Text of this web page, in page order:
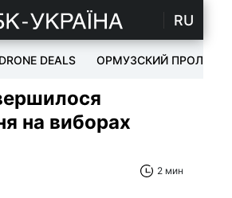
RU
DRONE DEALS ОРМУЗСКИЙ ПРОЛИВ
на виборах
2 мин